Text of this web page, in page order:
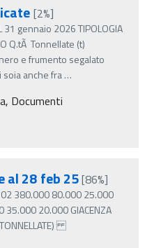
[2%]
31 gennaio 2026 TIPOLOGIA
Q.tÃ Tonnellate (t)
e frumento segalato
soia anche fra…
Documenti
al 28 feb 25[86%]
380.000 80.000 25.000
20.000 GIACENZA
TONNELLATE)